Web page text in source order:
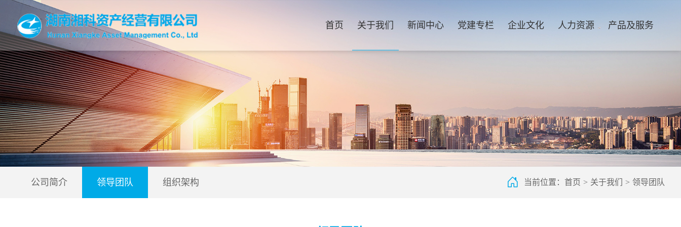
首页 关于我们 新闻中心 党建专栏 企业文化 人力资源 产品及服务
公司简介 领导团队 组织架构 当前位置： 首页 > 关于我们 > 领导团队